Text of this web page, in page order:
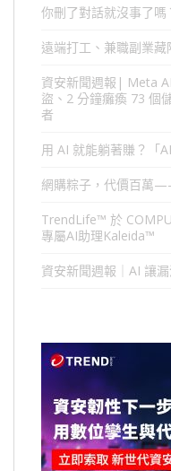
你刪了對話就沒事了
遠端打工、兼職副業
資安新聞週報| Meta
盜、2 分鐘癱瘓 73 個
者
用 AI 就能躺著賺？「
網購粽子，代價百萬
TrendLife™ 於
專屬AI助理Kaleida™
資安新聞週報｜AI 讓